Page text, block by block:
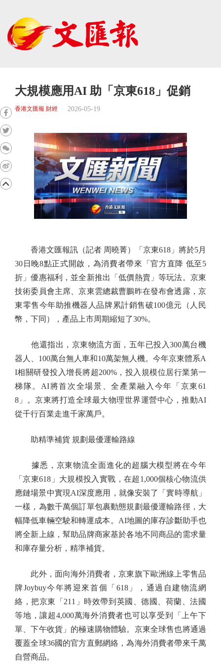
大規模應用AI 助「京東618」促銷
香港文匯報 財經 2026-05-19
香港文匯報訊（記者 周曉菁）「京東618」將於5月
30日晚8點正式開啟，為消費者帶來「官方直降 低至5
折」優惠福利，並全新推出「低價熱賣」等玩法。京東
技術委員會主席、京東雲總裁曹鵬昨在發布會透露，京
東零售今年助推機器人品牌累計銷售破100億元（人民
幣，下同），產品上市周期縮短了30%。
他還指出，京東物流方面，五年已投入300萬台機
器人、100萬台無人車和10萬架無人機。今年京東體系A
I相關研發投入增長將超200%，投入規模位居行業第一
梯隊。AI將首次全場景、全產業融入今年「京東61
8」。京東將打造全球最大物理世界運營中心，推動AI
從千行百業走進千家萬戶。
助精準補貨 規劃最優運輸路線
據悉，京東物流全面進化的超腦大模型將在今年
「京東618」大規模投入實戰，在超1,000個核心物流供
應鏈場景中實現AI深度應用，就像安裝了「實時導航」
一樣，為數千萬個訂單包裹動態規劃最優運輸路徑，大
幅降低車輛空駛和轉運成本。AI地圖的庫存診斷助手也
將全新上線，幫助品牌商家基於各地不同商品的需求量
和庫存量分析，精準補貨。
此外，面向海外消費者，京東旗下歐洲線上零售品
牌Joybuy今年將迎來首個「618」，通過自建物流網
絡，把京東「211」時效帶到英國、德國、荷蘭、法國
等地，讓超4,000萬海外消費者也可以享受到「上午下
單、下午收貨」的極速購物體驗。京東全球售也將通過
覆蓋全球36國的官方直郵網絡，為海外消費者帶來千萬
自營商品。